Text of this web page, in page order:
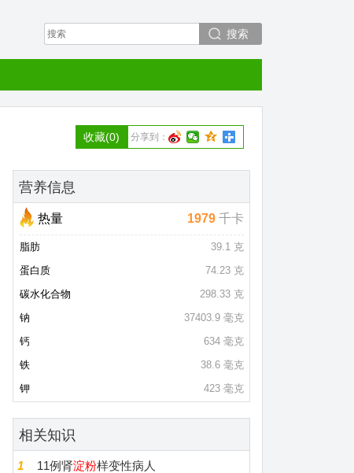
搜索
分享到：
收藏(0)
营养信息
热量 1979千卡
脂肪
39.1 克
蛋白质
74.23 克
碳水化合物
298.33 克
钠
37403.9 毫克
钙
634 毫克
铁
38.6 毫克
钾
423 毫克
相关知识
1 11例肾淀粉样变性病人